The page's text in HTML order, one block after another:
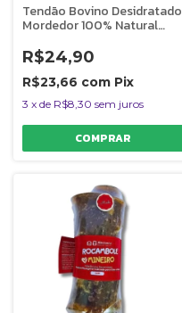
Tendão Bovino Desidratado
Mordedor 100% Natural
Unidade AlecrimPet
R$24,90
R$23,66 com Pix
3 x de R$8,30 sem juros